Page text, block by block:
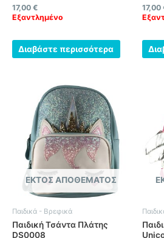
Βαθμολογήθηκε
0
17,00 €
Εξαντλημένο
Διαβάστε περισσότερα
0
17,00
ΕΚΤΌΣ ΑΠΟΘΈΜΑΤΟΣ
Παιδικά - Βρεφικά
Παιδική Τσάντα Πλάτης
DS0008